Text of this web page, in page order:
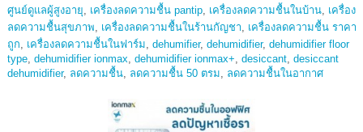
ศูนย์ดูแลผู้สูงอายุ, เครื่องลดความชื้น pantip, เครื่องลดความชื้นในบ้าน, เครื่อง
ลดความชื้นสุขภาพ, เครื่องลดความชื้นในร้านกัญชา, เครื่องลดความชื้น ราคา
ถูก, เครื่องลดความชื้นในฟาร์ม, dehumifier, dehumidifier, dehumidifier floor
type, dehumidifier ionmax, dehumidifier ionmax+, desiccant, desiccant
dehumidifier, ลดความชื้น, ลดความชื้น 50 ตรม, ลดความชื้นในอากาศ